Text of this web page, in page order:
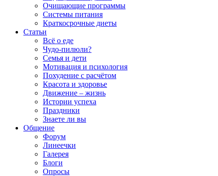
Очищающие программы
Системы питания
Краткосрочные диеты
Статьи
Всё о еде
Чудо-пилюли?
Семья и дети
Мотивация и психология
Похудение с расчётом
Красота и здоровье
Движение – жизнь
Истории успеха
Праздники
Знаете ли вы
Общение
Форум
Линеечки
Галерея
Блоги
Опросы